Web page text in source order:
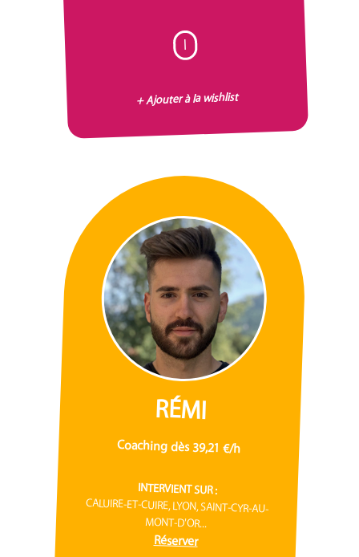
I
+ Ajouter à la wishlist
RÉMI
Coaching dès 39,21 €/h
INTERVIENT SUR :
CALUIRE-ET-CUIRE, LYON, SAINT-CYR-AU-
MONT-D'OR...
Réserver